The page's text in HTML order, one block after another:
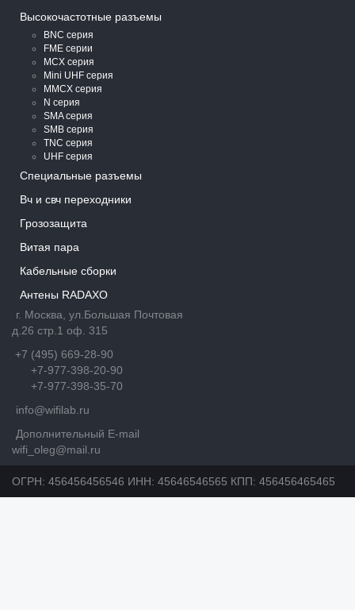
Высокочастотные разъемы
BNC серия
FME серии
MCX серия
Mini UHF серия
MMCX серия
N серия
SMA серия
SMB серия
TNC серия
UHF серия
Специальные разъемы
Вч и свч переходники
Грозозащита
Витая пара
Кабельные сборки
Антены RADAXO
г. Москва, ул.Большая Почтовая
д.26 стр.1 оф. 315
+7 (495) 669-28-90
+7-977-398-20-90
+7-977-398-35-70
info@wifilab.ru
Дополнительный E-mail
wifi_oleg@mail.ru
ОГРН: 456456456546 ИНН: 45646546565 КПП: 456456465465